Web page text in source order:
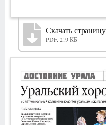
Скачать страницу
PDF, 219 КБ